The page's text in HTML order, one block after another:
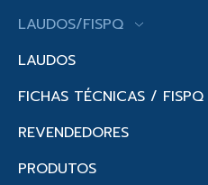
LAUDOS/FISPQ
LAUDOS
FICHAS TÉCNICAS / FISPQ
REVENDEDORES
PRODUTOS